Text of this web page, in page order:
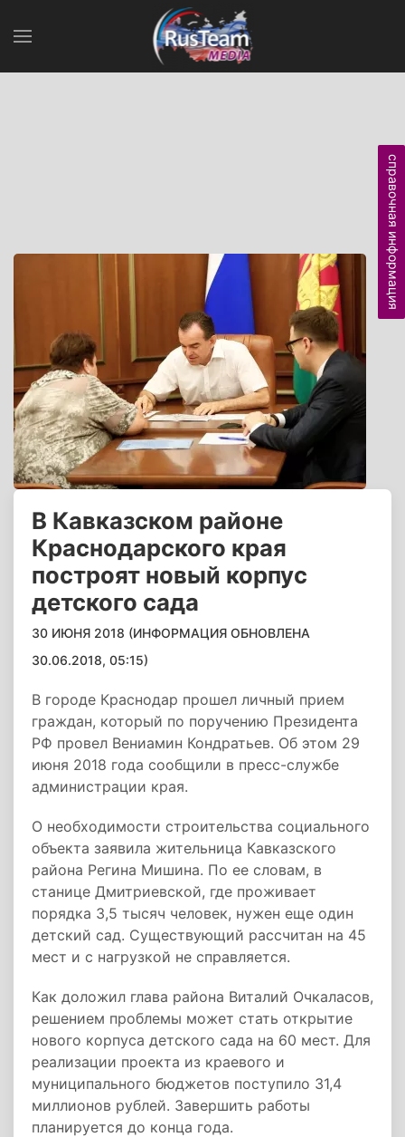
В Кавказском районе
Краснодарского края
построят новый корпус
детского сада
30 ИЮНЯ 2018 (ИНФОРМАЦИЯ ОБНОВЛЕНА
30.06.2018, 05:15)
В городе Краснодар прошел личный прием
граждан, который по поручению Президента
РФ провел Вениамин Кондратьев. Об этом 29
июня 2018 года сообщили в пресс-службе
администрации края.
О необходимости строительства социального
объекта заявила жительница Кавказского
района Регина Мишина. По ее словам, в
станице Дмитриевской, где проживает
порядка 3,5 тысяч человек, нужен еще один
детский сад. Существующий рассчитан на 45
мест и с нагрузкой не справляется.
Как доложил глава района Виталий Очкаласов,
решением проблемы может стать открытие
нового корпуса детского сада на 60 мест. Для
реализации проекта из краевого и
муниципального бюджетов поступило 31,4
миллионов рублей. Завершить работы
планируется до конца года.
справочная информация